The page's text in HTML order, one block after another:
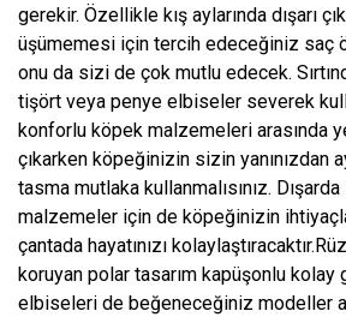
gerekir. Özellikle kış aylarında dışarı
üşümemesi için tercih edeceğiniz saç
onu da sizi de çok mutlu edecek.
tişört veya penye elbiseler severek
konforlu köpek malzemeleri arasında
çıkarken köpeğinizin sizin yanınızdan
tasma mutlaka kullanmalısınız.
malzemeler için de köpeğinizin
çantada hayatınızı
koruyan polar tasarım kapüşonlu
elbiseleri de beğeneceğiniz modeller